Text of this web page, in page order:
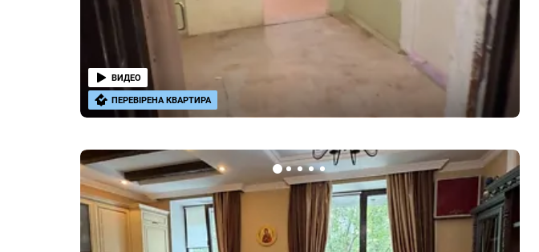
ВИДЕО
ПЕРЕВІРЕНА КВАРТИРА